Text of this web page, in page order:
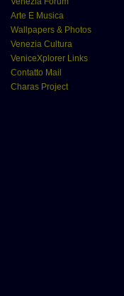
Arte E Musica
Wallpapers & Photos
Venezia Cultura
VeniceXplorer Links
Contatto Mail
Charas Project